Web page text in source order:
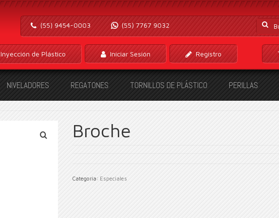
Buscar
por:
(55) 9454-0003 (55) 7767 9032
Inyección de Plástico Iniciar Sesión Registro
NIVELADORES REGATONES TORNILLOS DE PLÁSTICO PERILLAS
Broche
Categoría: Especiales